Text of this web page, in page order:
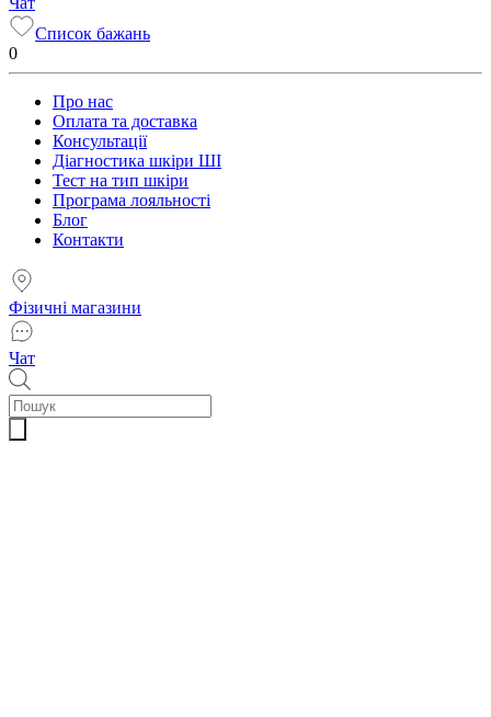
Список бажань
0
Про нас
Оплата та доставка
Консультації
Діагностика шкіри ШІ
Тест на тип шкіри
Програма лояльності
Блог
Контакти
Фізичні магазини
Чат
Пошук
товарів